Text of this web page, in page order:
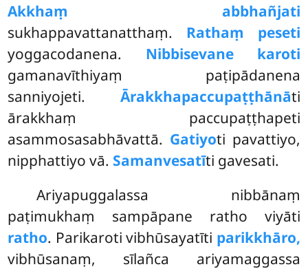
Akkhaṃ abbhañjati
sukhappavattanatthaṃ. Rathaṃ peseti
yoggacodanena. Nibbisevane karoti
gamanavīthiyaṃ paṭipādanena
sanniyojeti. Ārakkhapaccupaṭṭhānāti
ārakkhaṃ paccupaṭṭhapeti
asammosasabhāvattā. Gatiyoti pavattiyo,
nipphattiyo vā. Samanvesatīti gavesati.
Ariyapuggalassa nibbānaṃ
paṭimukhaṃ sampāpane ratho viyāti
ratho. Parikaroti vibhūsayatīti parikkhāro,
vibhūsanaṃ, sīlañca ariyamaggassa